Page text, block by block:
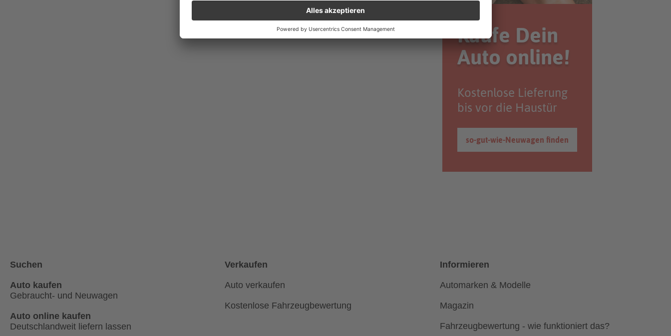
Kaufe Dein
Auto online!
Kostenlose Lieferung
bis vor die Haustür
so-gut-wie-Neuwagen finden
Suchen
Auto kaufen
Gebraucht- und Neuwagen
Auto online kaufen
Deutschlandweit liefern lassen
Verkaufen
Auto verkaufen
Kostenlose Fahrzeugbewertung
Informieren
Automarken & Modelle
Magazin
Fahrzeugbewertung - wie funktioniert das?